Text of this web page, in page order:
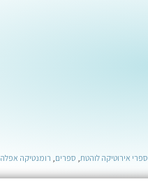
ספרי אירוטיקה לוהטת ספרים רומנטיקה אפלה